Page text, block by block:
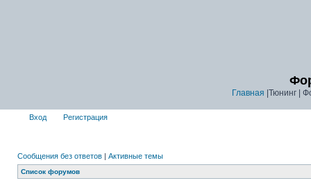
Главная |Тюнинг |
Вход Регистрация
Сообщения без ответов | Активные темы
Список форумов